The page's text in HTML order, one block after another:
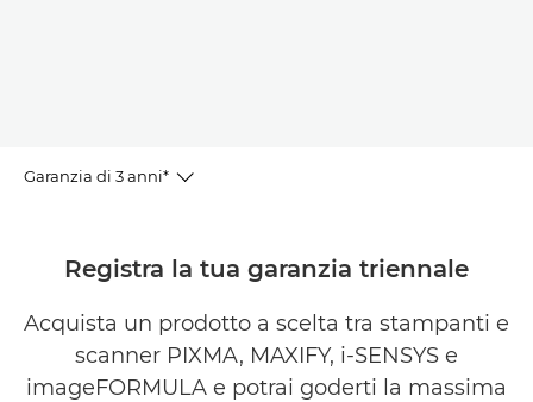
Garanzia di 3 anni*
Domande frequenti
Registra la tua garanzia triennale
Acquista un prodotto a scelta tra stampanti e
scanner PIXMA, MAXIFY, i-SENSYS e
imageFORMULA e potrai goderti la massima